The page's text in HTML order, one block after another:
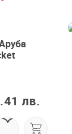
лв.